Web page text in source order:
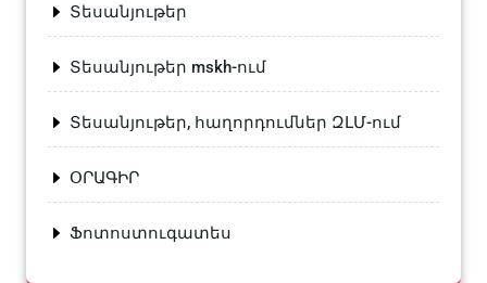
Տեսանյութեր
Տեսանյութեր mskh-ում
Տեսանյութեր, հաղորդումներ ԶԼՄ-ում
ՕՐԱԳԻՐ
Ֆոտոստուգատես